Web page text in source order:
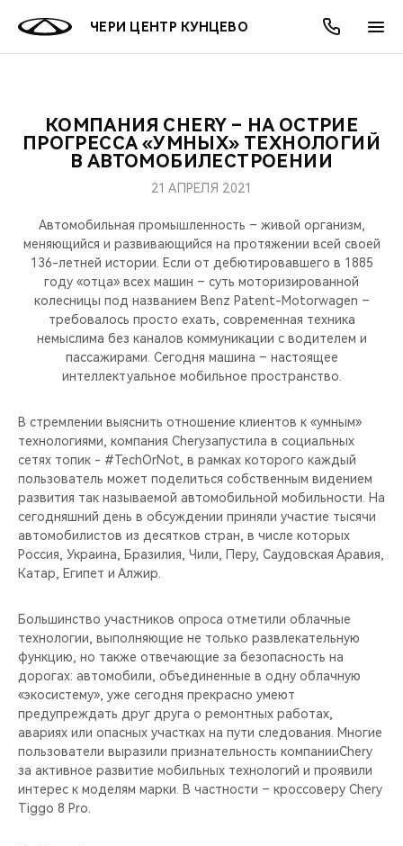
ЧЕРИ ЦЕНТР КУНЦЕВО
МОДЕЛИ
СЕДАНЫ
НОВИНКИ
ПОКУПАТЕЛЯМ
КРЕДИТ И СТРАХОВАНИЕ
ВЛАДЕЛЬЦАМ
ЗАПЧАСТИ И АКСЕССУАРЫ
ПОДДЕРЖКА
CHERY CONNECT
МИР CHERY
О БРЕНДЕ
CHERY В СОЦСЕТЯХ
ЛЮДИ CHERY
БЛАГОТВОРИТЕЛЬНОСТЬ
CHERY И СПОРТ
НАШИ МЕРОПРИЯТИЯ
ВИДЕООБЗОРЫ
АКЦИИ
ОНЛАЙН СЕРВИСЫ
КРЕДИТ
О КОМПАНИИ
МЫ В СОЦСЕТЯХ
КОМПАНИЯ CHERY – НА ОСТРИЕ
ПРОГРЕССА «УМНЫХ» ТЕХНОЛОГИЙ
В АВТОМОБИЛЕСТРОЕНИИ
21 АПРЕЛЯ 2021
Автомобильная промышленность – живой организм,
меняющийся и развивающийся на протяжении всей своей
136-летней истории. Если от дебютировавшего в 1885
году «отца» всех машин – суть моторизированной
колесницы под названием Benz Patent-Motorwagen –
требовалось просто ехать, современная техника
немыслима без каналов коммуникации с водителем и
пассажирами. Сегодня машина – настоящее
интеллектуальное мобильное пространство.
В стремлении выяснить отношение клиентов к «умным»
технологиями, компания Cheryзапустила в социальных
сетях топик - #TechOrNot, в рамках которого каждый
пользователь может поделиться собственным видением
развития так называемой автомобильной мобильности. На
сегодняшний день в обсуждении приняли участие тысячи
автомобилистов из десятков стран, в числе которых
Россия, Украина, Бразилия, Чили, Перу, Саудовская Аравия,
Катар, Египет и Алжир.
Большинство участников опроса отметили облачные
технологии, выполняющие не только развлекательную
функцию, но также отвечающие за безопасность на
дорогах: автомобили, объединенные в одну облачную
«экосистему», уже сегодня прекрасно умеют
предупреждать друг друга о ремонтных работах,
авариях или опасных участках на пути следования. Многие
пользователи выразили признательность компанииChery
за активное развитие мобильных технологий и проявили
интерес к моделям марки. В частности – кроссоверу Chery
Tiggo 8 Pro.